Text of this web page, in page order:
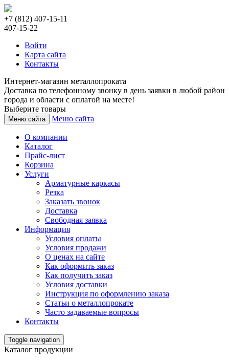
+7 (812) 407-15-11
407-15-22
Войти
Карта сайта
Контакты
Интернет-магазин металлопроката
Доставка по телефонному звонку в день заявки в любой район
города и области с оплатой на месте!
Выберите товары
Меню сайта Меню сайта
О компании
Каталог
Прайс-лист
Корзина
Услуги
Арматурные каркасы
Резка
Заказать звонок
Доставка
Свободная заявка
Информация
Условия оплаты
Условия продажи
О ценах на сайте
Как оформить заказ
Как получить заказ
Условия доставки
Инструкция по оформлению заказа
Статьи о металлопрокате
Часто задаваемые вопросы
Контакты
Toggle navigation
Каталог продукции